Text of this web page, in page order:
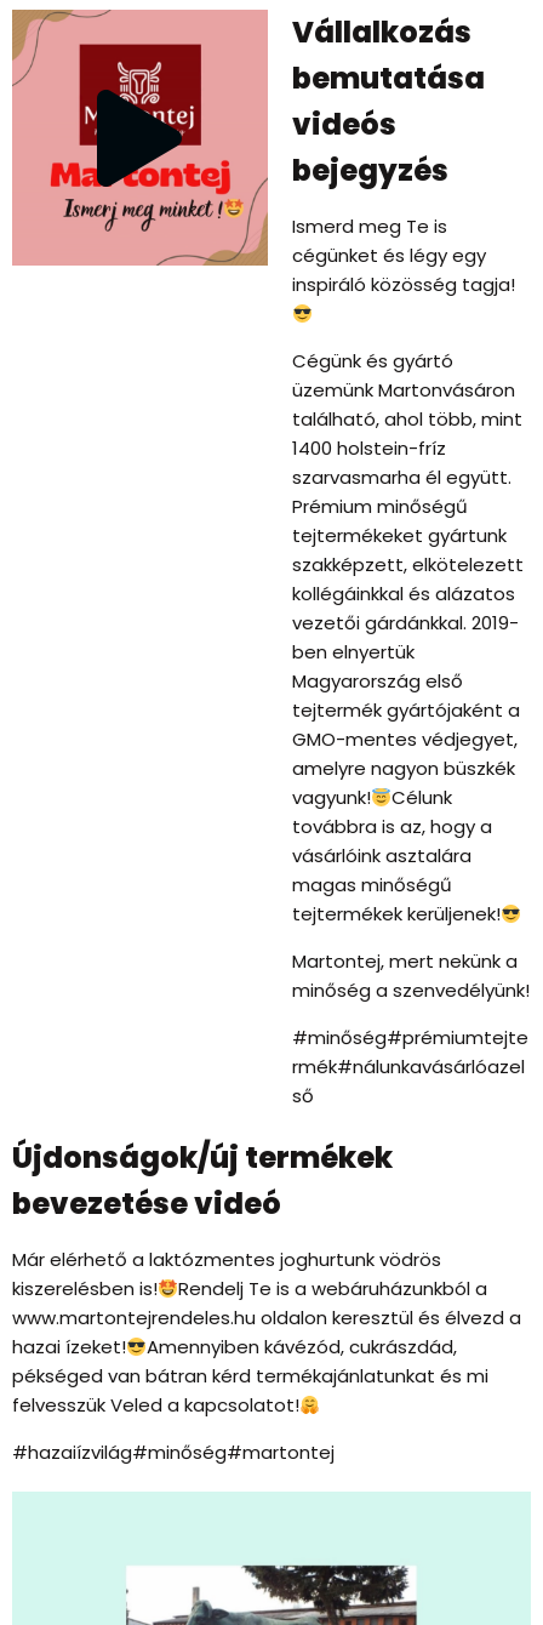
Vállalkozás
bemutatása
videós
bejegyzés
Ismerd meg Te is
cégünket és légy egy
inspiráló közösség tagja!
Cégünk és gyártó
üzemünk Martonvásáron
található, ahol több, mint
1400 holstein-fríz
szarvasmarha él együtt.
Prémium minőségű
tejtermékeket gyártunk
szakképzett, elkötelezett
kollégáinkkal és alázatos
vezetői gárdánkkal. 2019-
ben elnyertük
Magyarország első
tejtermék gyártójaként a
GMO-mentes védjegyet,
amelyre nagyon büszkék
vagyunk!
Célunk
továbbra is az, hogy a
vásárlóink asztalára
magas minőségű
tejtermékek kerüljenek!
Martontej, mert nekünk a
minőség a szenvedélyünk!
#minőség#prémiumtejte
rmék#nálunkavásárlóazel
ső
Újdonságok/új termékek
bevezetése videó
Már elérhető a laktózmentes joghurtunk vödrös
kiszerelésben is!
Rendelj Te is a webáruházunkból a
www.martontejrendeles.hu oldalon keresztül és élvezd a
hazai ízeket!
Amennyiben kávézód, cukrászdád,
pékséged van bátran kérd termékajánlatunkat és mi
felvesszük Veled a kapcsolatot!
#hazaiízvilág#minőség#martontej